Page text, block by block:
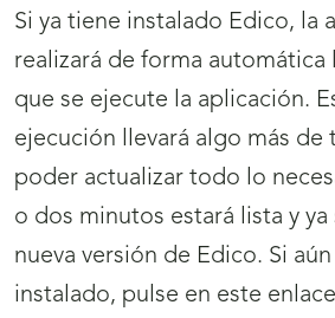
Si ya tiene instalado Edico, la
realizará de forma automática
que se ejecute la aplicación.
ejecución llevará algo más de
poder actualizar todo lo
o dos minutos estará lista y ya
nueva versión de Edico. Si
instalado, pulse en este